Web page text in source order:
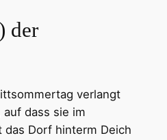
der
verlangt
dass sie im
Dorf hinterm Deich